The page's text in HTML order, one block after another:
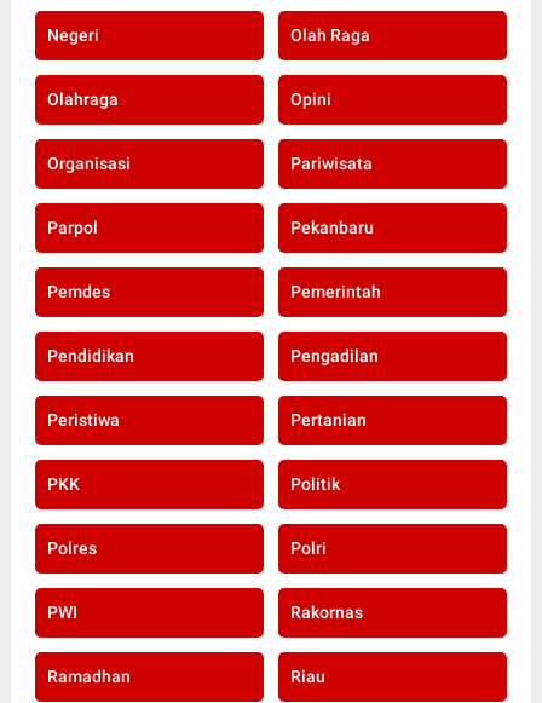
Negeri Olah Raga
Olahraga Opini
Organisasi Pariwisata
Parpol Pekanbaru
Pemdes Pemerintah
Pendidikan Pengadilan
Peristiwa Pertanian
PKK Politik
Polres Polri
PWI Rakornas
Ramadhan Riau